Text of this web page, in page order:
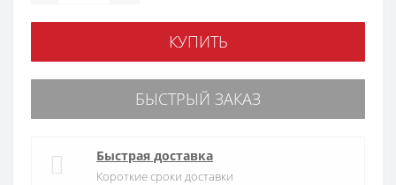
КУПИТЬ
БЫСТРЫЙ ЗАКАЗ
Быстрая доставка
Короткие сроки доставки